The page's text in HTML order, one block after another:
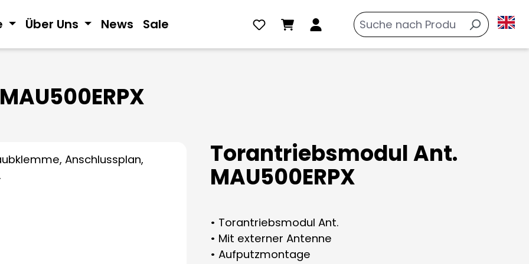
Über Uns News Sale
Torantriebsmodul Ant.
MAU500ERPX
• Torantriebsmodul Ant.
• Mit externer Antenne
• Aufputzmontage